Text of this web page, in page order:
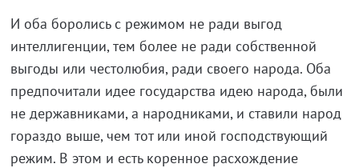
И оба боролись с режимом не ради выгод
интеллигенции, тем более не ради собственной
выгоды или честолюбия, ради своего народа. Оба
предпочитали идее государства идею народа, были
не державниками, а народниками, и ставили народ
гораздо выше, чем тот или иной господствующий
режим. В этом и есть коренное расхождение